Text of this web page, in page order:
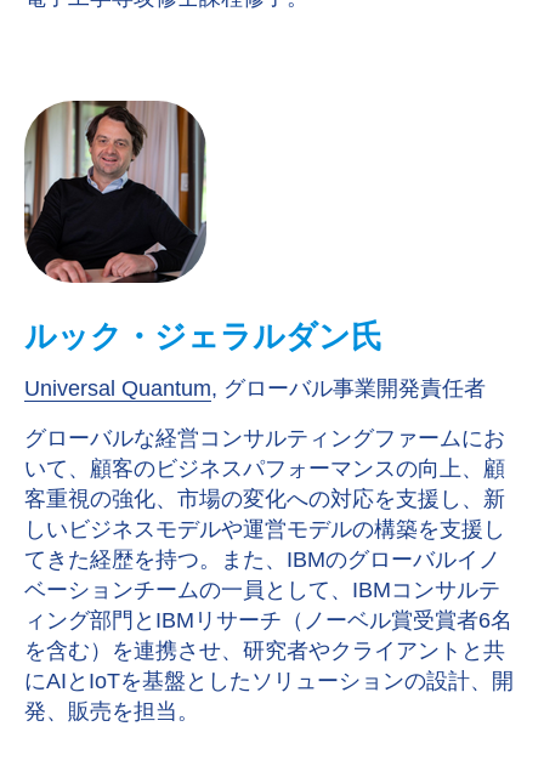
ルック・ジェラルダン氏
Universal Quantum, グローバル事業開発責任者
グローバルな経営コンサルティングファームにお
いて、顧客のビジネスパフォーマンスの向上、顧
客重視の強化、市場の変化への対応を支援し、新
しいビジネスモデルや運営モデルの構築を支援し
てきた経歴を持つ。また、IBMのグローバルイノ
ベーションチームの一員として、IBMコンサルテ
ィング部門とIBMリサーチ（ノーベル賞受賞者6名
を含む）を連携させ、研究者やクライアントと共
にAIとIoTを基盤としたソリューションの設計、開
発、販売を担当。